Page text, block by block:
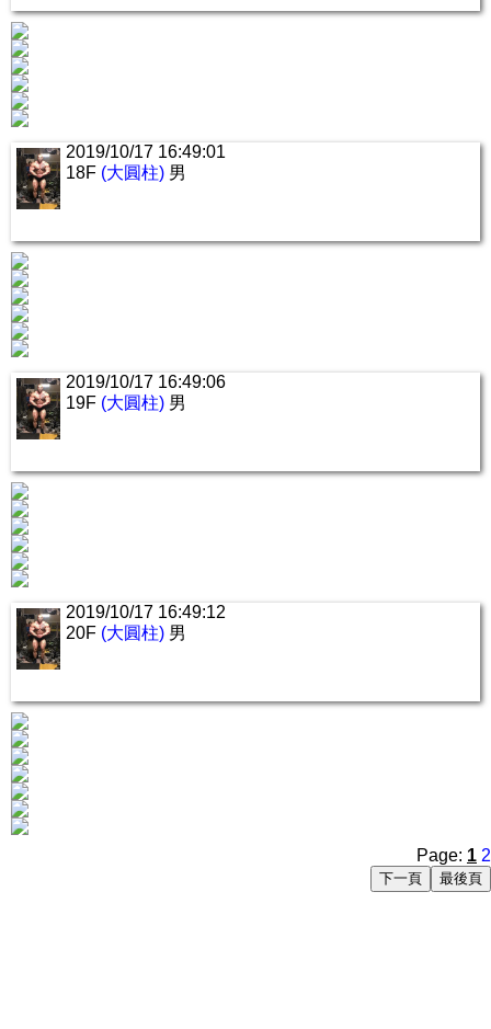
2019/10/17 16:49:01
18F (大圓柱) 男
2019/10/17 16:49:06
19F (大圓柱) 男
2019/10/17 16:49:12
20F (大圓柱) 男
Page: 1 2